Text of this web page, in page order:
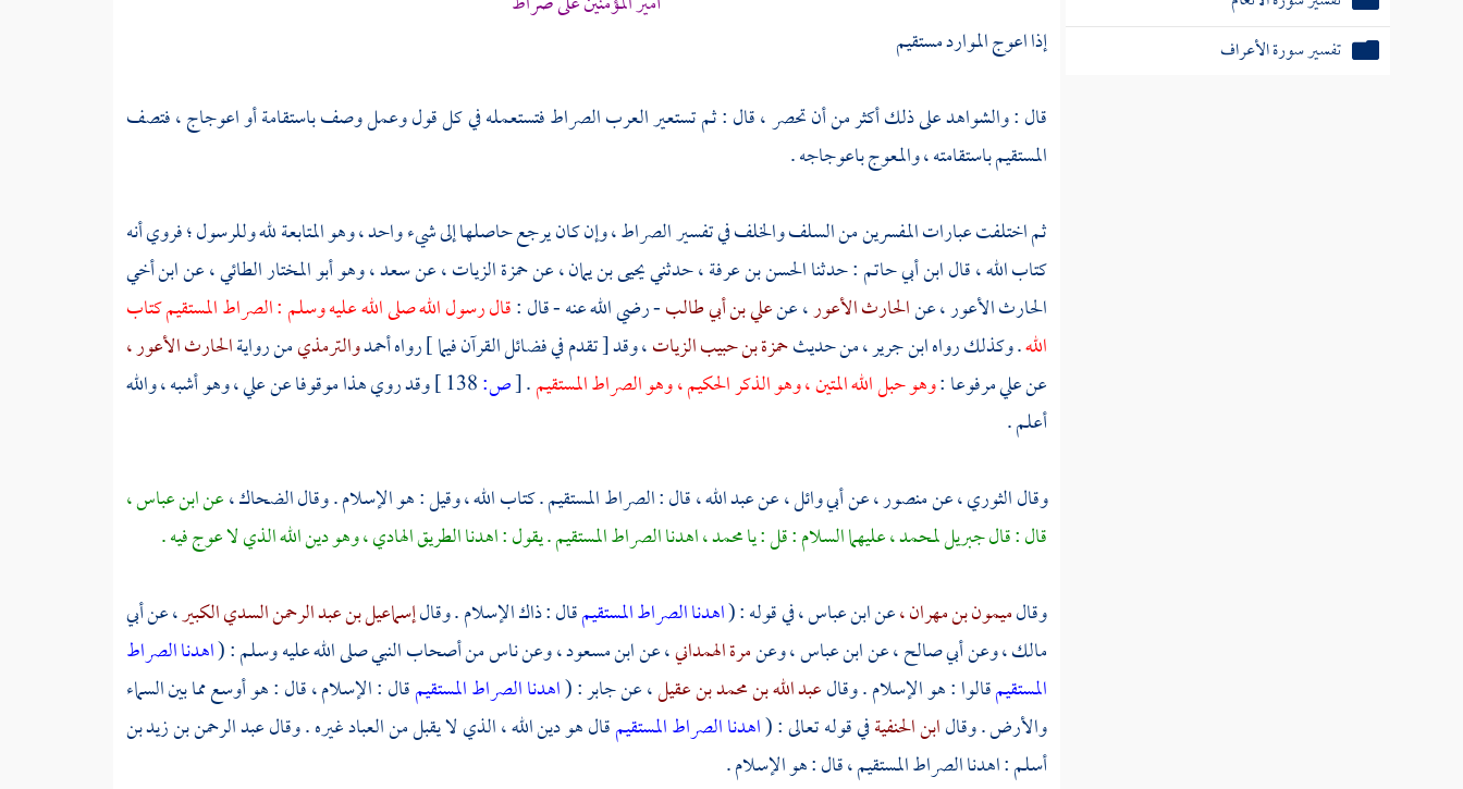
تفسير سورة الأعراف
إذا اعوج الموارد مستقيم
قال : والشواهد على ذلك أكثر من أن تحصر ، قال : ثم تستعير العرب الصراط فتستعمله في كل قول وعمل وصف باستقامة أو اعوجاج ، فتصف
المستقيم باستقامته ، والمعوج باعوجاجه .
ثم اختلفت عبارات المفسرين من السلف والخلف في تفسير الصراط ، وإن كان يرجع حاصلها إلى شيء واحد ، وهو المتابعة لله وللرسول ؛ فروي أنه
كتاب الله ، قالابن أبي حاتم: حدثناالحسن بن عرفة، حدثنييحيى بن يمان، عنحمزة الزيات، عنسعد ، وهو أبو المختار الطائي، عنابن أخي
الحارث الأعور، عنالحارث الأعور، عنعلي بن أبي طالب- رضي الله عنه - قال :قال رسول الله صلى الله عليه وسلم : الصراط المستقيم كتاب
الله. وكذلك رواهابن جرير، من حديثحمزة بن حبيب الزيات، وقد [ تقدم في فضائل القرآن فيما ] رواهأحمدوالترمذيمن روايةالحارث الأعور ،
عنعليمرفوعا :وهو حبل الله المتين ، وهو الذكر الحكيم ، وهو الصراط المستقيم.
[ص: وقد روي هذا موقوفا عنعلي ،وهو أشبه ، والله
أعلم .
وقالالثوري ،عنمنصور ،عنأبي وائل، عنعبد الله ،قال : الصراط المستقيم . كتاب الله ، وقيل : هو الإسلام . وقالالضحاك ،عنابن عباس ،
قال : قالجبريللمحمد ،عليهما السلام : قل : يامحمد ،اهدنا الصراط المستقيم . يقول : اهدنا الطريق الهادي ، وهو دين الله الذي لا عوج فيه .
وقالميمون بن مهران ،عنابن عباس ،في قوله : (اهدنا الصراط المستقيمقال : ذاك الإسلام . وقالإسماعيل بن عبد الرحمن السدي الكبير، عنأبي
مالك ،وعنأبي صالح ،عنابن عباس، وعنمرة الهمداني، عنابن مسعود، وعن ناس من أصحاب النبي صلى الله عليه وسلم : (اهدنا الصراط
المستقيمقالوا : هو الإسلام . وقالعبد الله بن محمد بن عقيل، عنجابر: (اهدنا الصراط المستقيمقال : الإسلام ، قال : هو أوسع مما بين السماء
والأرض . وقالابن الحنفيةفي قوله تعالى : (اهدنا الصراط المستقيمقال هو دين الله ، الذي لا يقبل من العباد غيره . وقالعبد الرحمن بن زيد بن
أسلم: اهدنا الصراط المستقيم ، قال : هو الإسلام .